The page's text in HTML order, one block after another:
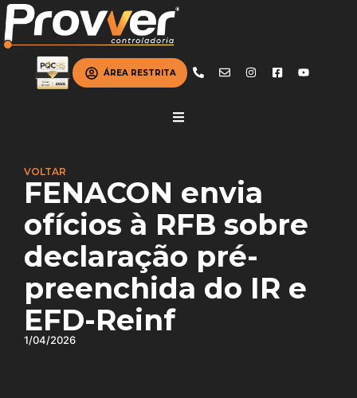
ÁREA RESTRITA
VOLTAR
FENACON envia
ofícios à RFB sobre
declaração pré-
preenchida do IR e
EFD-Reinf
1/04/2026